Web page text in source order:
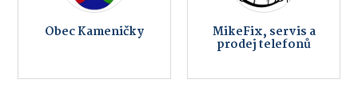
Obec Kameničky MikeFix, servis a
prodej telefonů